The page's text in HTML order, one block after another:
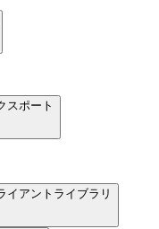
スポート
イアントライブラリ